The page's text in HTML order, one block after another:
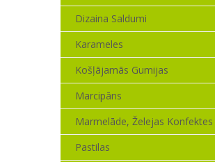
Dizaina Saldumi
Karameles
Košļājamās Gumijas
Marcipāns
Marmelāde, Želejas Konfektes
Pastilas